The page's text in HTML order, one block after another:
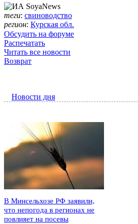
теги: свиноводство
регион: Курская обл.
Обсудить на форуме
Распечатать
Читать все новости
Возврат
Новости дня
В Минсельхозе РФ заявили,
что непогода в регионах не
повлияет на посевы